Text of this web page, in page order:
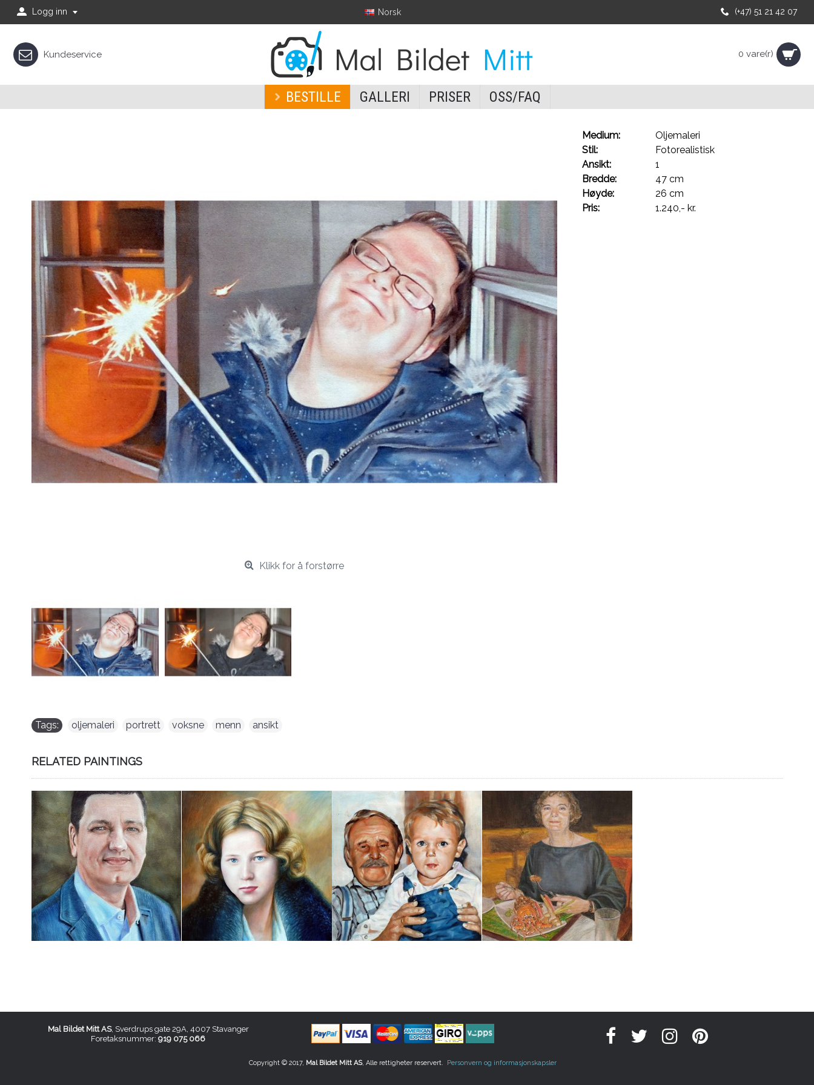
Logg inn Norsk (+47) 51 21 42 07
0 vare(r)
BESTILLE GALLERI PRISER OSS/FAQ
Klikk for å forstørre
Medium:
Oljemaleri
Stil:
Fotorealistisk
Ansikt:
1
Bredde:
47 cm
Høyde:
26 cm
Pris:
1.240,- kr.
Tags: oljemaleri portrett voksne menn ansikt
RELATED PAINTINGS
Mal Bildet Mitt AS, Sverdrups gate 29A, 4007 Stavanger
Foretaksnummer: 919 075 066
Copyright © 2017, Mal Bildet Mitt AS, Alle rettigheter reservert. Personvern og informasjonskapsler